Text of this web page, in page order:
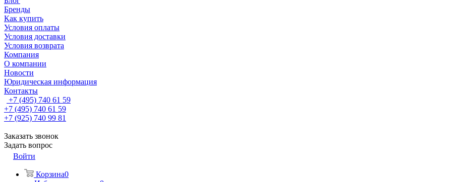
Бренды
Как купить
Условия оплаты
Условия доставки
Условия возврата
Компания
О компании
Новости
Юридическая информация
Контакты
+7 (495) 740 61 59
+7 (495) 740 61 59
+7 (925) 740 99 81
Заказать звонок
Задать вопрос
Войти
Корзина0